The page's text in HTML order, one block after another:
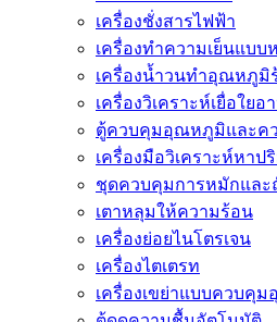
เครื่องชั่งสารไฟฟ้า
เครื่องทำความเย็นแบบ
เครื่องน้ำวนทำอุณหภูมิ
เครื่องวิเคราะห์เยื่อใยอ
ตู้ควบคุมอุณหภูมิและค
เครื่องมือวิเคราะห์หา
ชุดควบคุมการหมักและ
เตาหลุมให้ความร้อน
เครื่องย่อยไนโตรเจน
เครื่องไตเตรท
เครื่องเขย่าแบบควบคุ